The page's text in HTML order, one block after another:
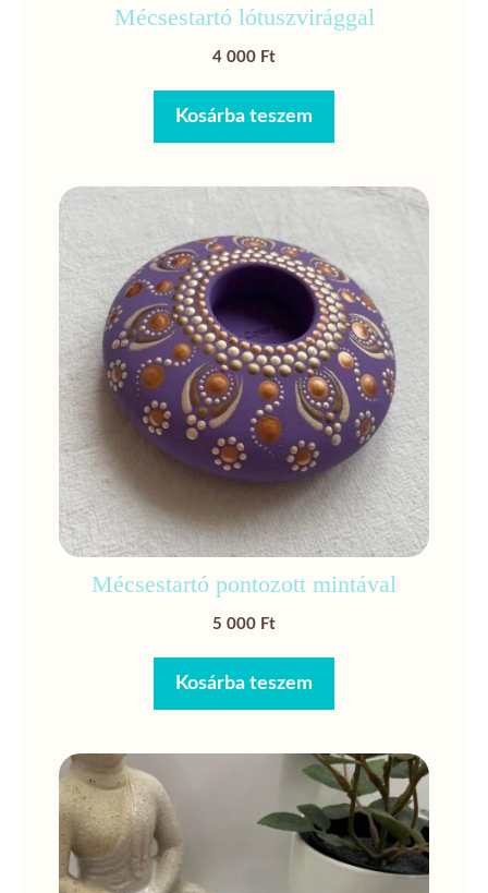
Mécsestartó lótuszvirággal
4 000 Ft
Kosárba teszem
Mécsestartó pontozott mintával
5 000 Ft
Kosárba teszem